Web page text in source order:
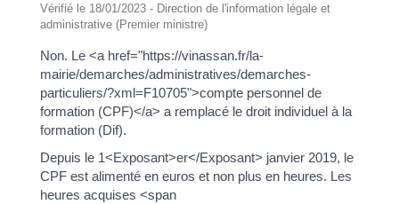
Vérifié le 18/01/2023 - Direction de l'information légale et
administrative (Premier ministre)
Non. Le <a href="https://vinassan.fr/la-
mairie/demarches/administratives/demarches-
particuliers/?xml=F10705">compte personnel de
formation (CPF)</a> a remplacé le droit individuel à la
formation (Dif).
Depuis le 1<Exposant>er</Exposant> janvier 2019, le
CPF est alimenté en euros et non plus en heures. Les
heures acquises <span